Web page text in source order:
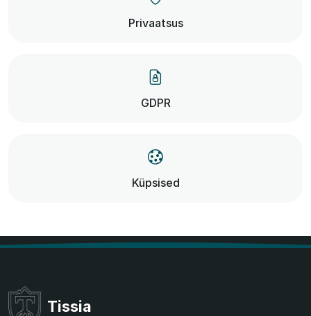
Privaatsus
GDPR
Küpsised
Tissia